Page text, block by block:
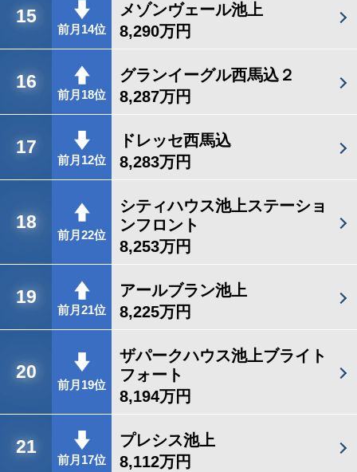
15
前月14位
メゾンヴェール池上
8,290万円
16
前月18位
グランイーグル西馬込２
8,287万円
17
前月12位
ドレッセ西馬込
8,283万円
18
前月22位
シティハウス池上ステーショ
ンフロント
8,253万円
19
前月21位
アールブラン池上
8,225万円
20
前月19位
ザパークハウス池上ブライト
フォート
8,194万円
21
前月17位
プレシス池上
8,112万円